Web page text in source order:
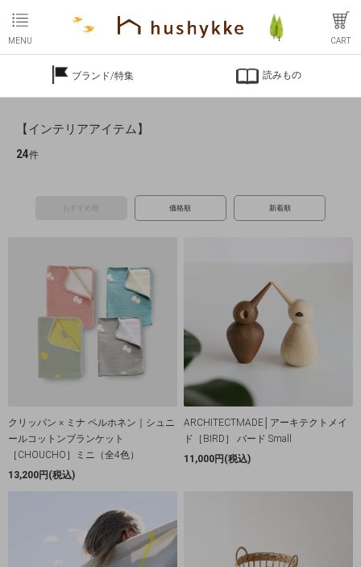
MENU CART
ブランド/特集 読みもの
【インテリアアイテム】
24件
おすすめ順 価格順 新着順
クリッパン × ミナ ペルホネン｜シュニ
ールコットンブランケット
［CHOUCHO］ミニ（全4色）
13,200円(税込)
ARCHITECTMADE│アーキテクトメイ
ド［BIRD］ バード Small
11,000円(税込)